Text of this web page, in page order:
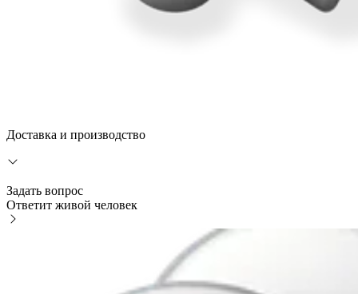
Доставка и производство
Задать вопрос
Ответит живой человек